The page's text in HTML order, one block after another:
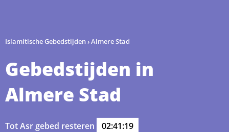
Islamitische Gebedstijden›Almere Stad
Gebedstijden in
Almere Stad
Tot Asr gebed resteren 02:41:19